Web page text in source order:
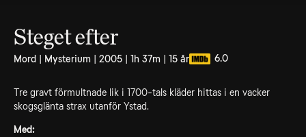
Steget efter
Mord | Mysterium | 2005 | 1h 37m | 15 år 6.0
Tre gravt förmultnade lik i 1700-tals kläder hittas i en vacker
skogsglänta strax utanför Ystad.
Med: